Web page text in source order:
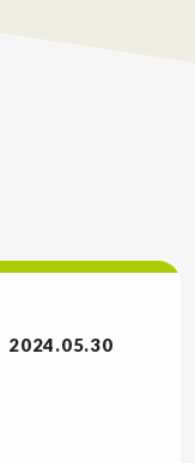
2024.05.30